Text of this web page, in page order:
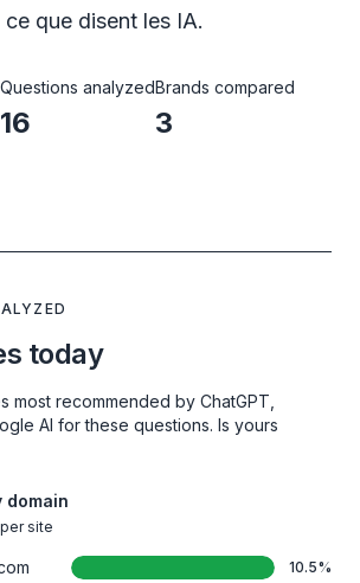
que disent les IA.
Questions analyzed
16
Brands compared
3
today
most recommended by ChatGPT,
AI for these questions. Is yours
domain
site
10.5%